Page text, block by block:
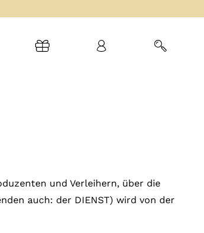
und Verleihern, über die
auch: der DIENST) wird von der